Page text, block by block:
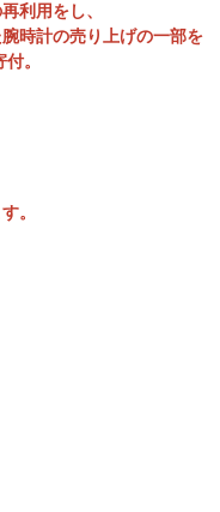
利用をし、
時計の売り上げの一部を
。
。